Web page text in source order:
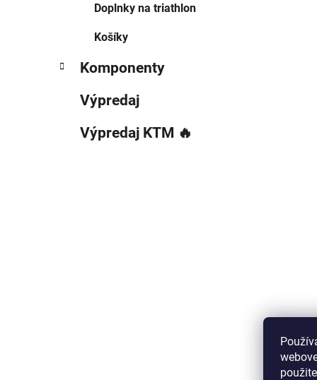
Doplnky na triathlon
Košíky
Komponenty
Výpredaj
Výpredaj KTM 🔥